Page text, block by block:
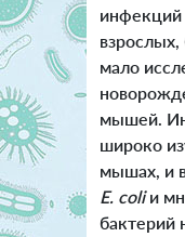
мало
мышей.
широко
мышах, и
E. coliи
бактерий